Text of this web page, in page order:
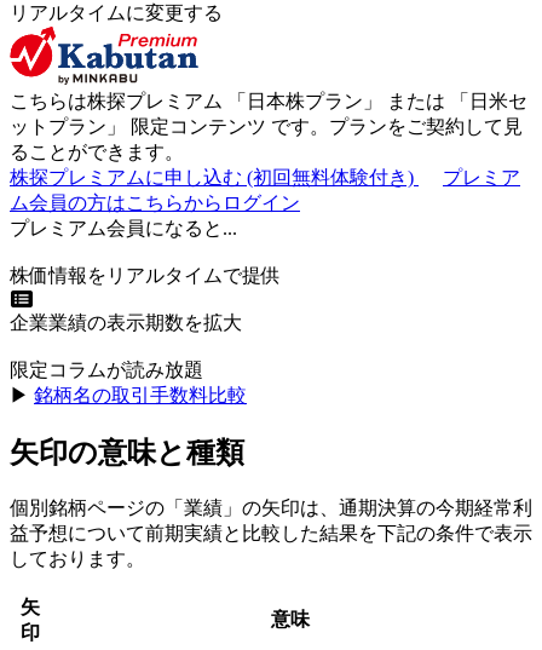
リアルタイムに変更する
こちらは株探プレミアム 「 日本株プラン 」 または 「 日米セ
ットプラン 」 限定コンテンツ です。プランをご契約して見
ることができます。
株探プレミアムに申し込む (初回無料体験付き)
プレミア
ム会員の方はこちらからログイン
プレミアム会員になると...
株価情報をリアルタイムで提供
企業業績の表示期数を拡大
限定コラムが読み放題
▶︎ 銘柄名の取引手数料比較
矢印の意味と種類
個別銘柄ページの「業績」の矢印は、通期決算の今期経常利
益予想について前期実績と比較した結果を下記の条件で表示
しております。
矢
印
意味